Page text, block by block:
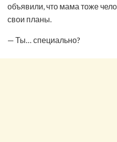
объявили, что мама тоже
свои планы.
— Ты… специально?